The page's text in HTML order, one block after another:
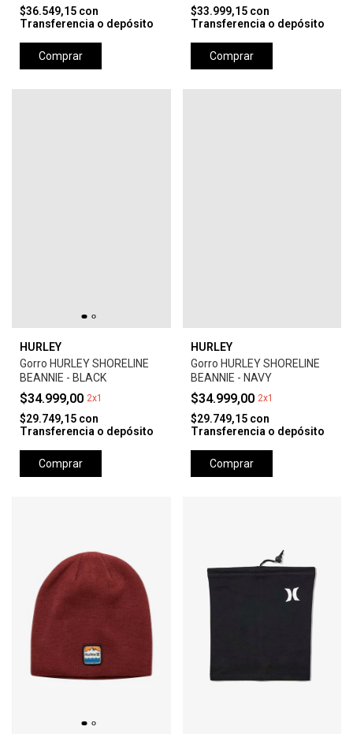
$36.549,15 con
Transferencia o depósito
Comprar
$33.999,15 con
Transferencia o depósito
Comprar
HURLEY
Gorro HURLEY SHORELINE
BEANNIE - BLACK
$34.999,00 2x1
$29.749,15 con
Transferencia o depósito
Comprar
HURLEY
Gorro HURLEY SHORELINE
BEANNIE - NAVY
$34.999,00 2x1
$29.749,15 con
Transferencia o depósito
Comprar